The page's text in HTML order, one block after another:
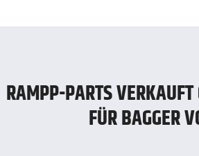
RAMPP-PARTS
FÜR BAGGER